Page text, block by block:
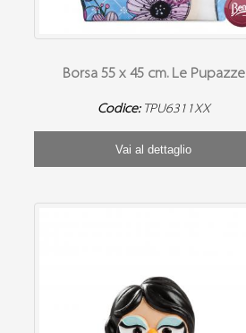
Borsa 55 x 45 cm. Le Pupazze
Codice: TPU6311XX
Vai al dettaglio